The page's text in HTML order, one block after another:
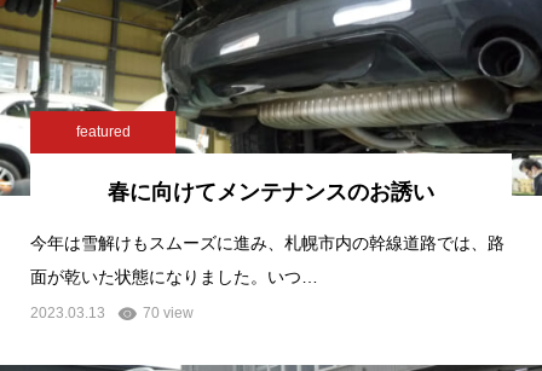
featured
春に向けてメンテナンスのお誘い
今年は雪解けもスムーズに進み、札幌市内の幹線道路では、路
面が乾いた状態になりました。いつ…
2023.03.13 70 view